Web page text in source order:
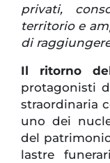
privati,
territorio e
di
Il ritorno
protagonisti
straordinaria
uno dei
del
lastre